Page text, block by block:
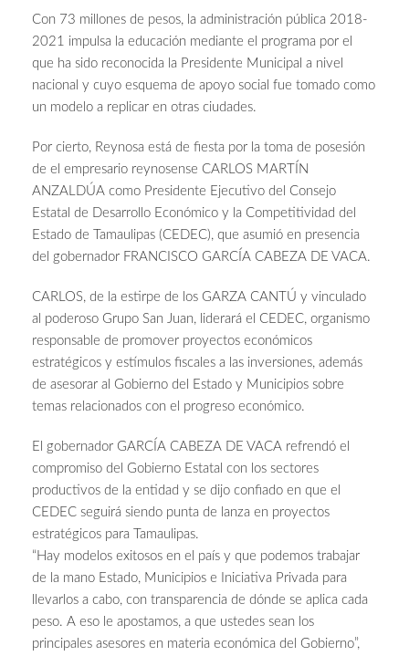
Con 73 millones de pesos, la administración pública 2018-
2021 impulsa la educación mediante el programa por el
que ha sido reconocida la Presidente Municipal a nivel
nacional y cuyo esquema de apoyo social fue tomado como
un modelo a replicar en otras ciudades.
Por cierto, Reynosa está de fiesta por la toma de posesión
de el empresario reynosense CARLOS MARTÍN
ANZALDÚA como Presidente Ejecutivo del Consejo
Estatal de Desarrollo Económico y la Competitividad del
Estado de Tamaulipas (CEDEC), que asumió en presencia
del gobernador FRANCISCO GARCÍA CABEZA DE VACA.
CARLOS, de la estirpe de los GARZA CANTÚ y vinculado
al poderoso Grupo San Juan, liderará el CEDEC, organismo
responsable de promover proyectos económicos
estratégicos y estímulos fiscales a las inversiones, además
de asesorar al Gobierno del Estado y Municipios sobre
temas relacionados con el progreso económico.
El gobernador GARCÍA CABEZA DE VACA refrendó el
compromiso del Gobierno Estatal con los sectores
productivos de la entidad y se dijo confiado en que el
CEDEC seguirá siendo punta de lanza en proyectos
estratégicos para Tamaulipas.
“Hay modelos exitosos en el país y que podemos trabajar
de la mano Estado, Municipios e Iniciativa Privada para
llevarlos a cabo, con transparencia de dónde se aplica cada
peso. A eso le apostamos, a que ustedes sean los
principales asesores en materia económica del Gobierno”,